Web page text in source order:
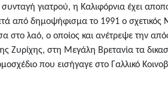
γιατρού, η Καλιφόρνια έχει
από δημοψήφισμα το 1991 ο
στο λαό, ο οποίος και ανέτρεψε την
Ζυρίχης, στη Μεγάλη Βρετανία τα
που εισήγαγε στο Γαλλικό